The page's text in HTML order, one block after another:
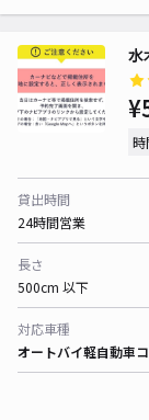
水
時
貸出時間
24時間営業
長さ
500cm 以下
対応車種
オートバイ軽自動車